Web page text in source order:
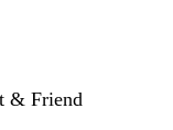
& Friend